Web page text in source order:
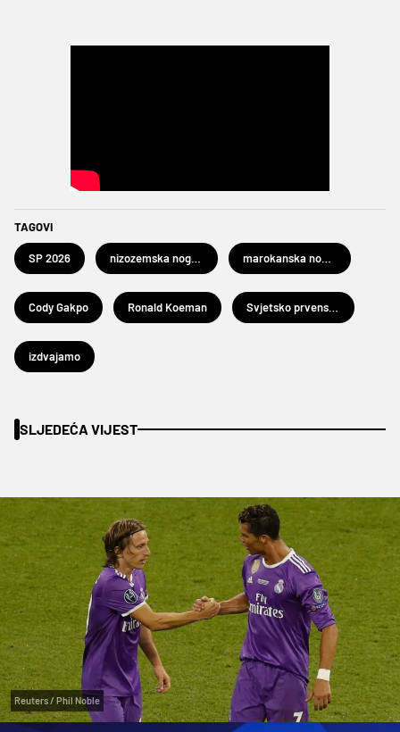
TAGOVI
SP 2026
Cody Gakpo Ronald Koeman
izdvajamo
SLJEDEĆA VIJEST
Reuters / Phil Noble